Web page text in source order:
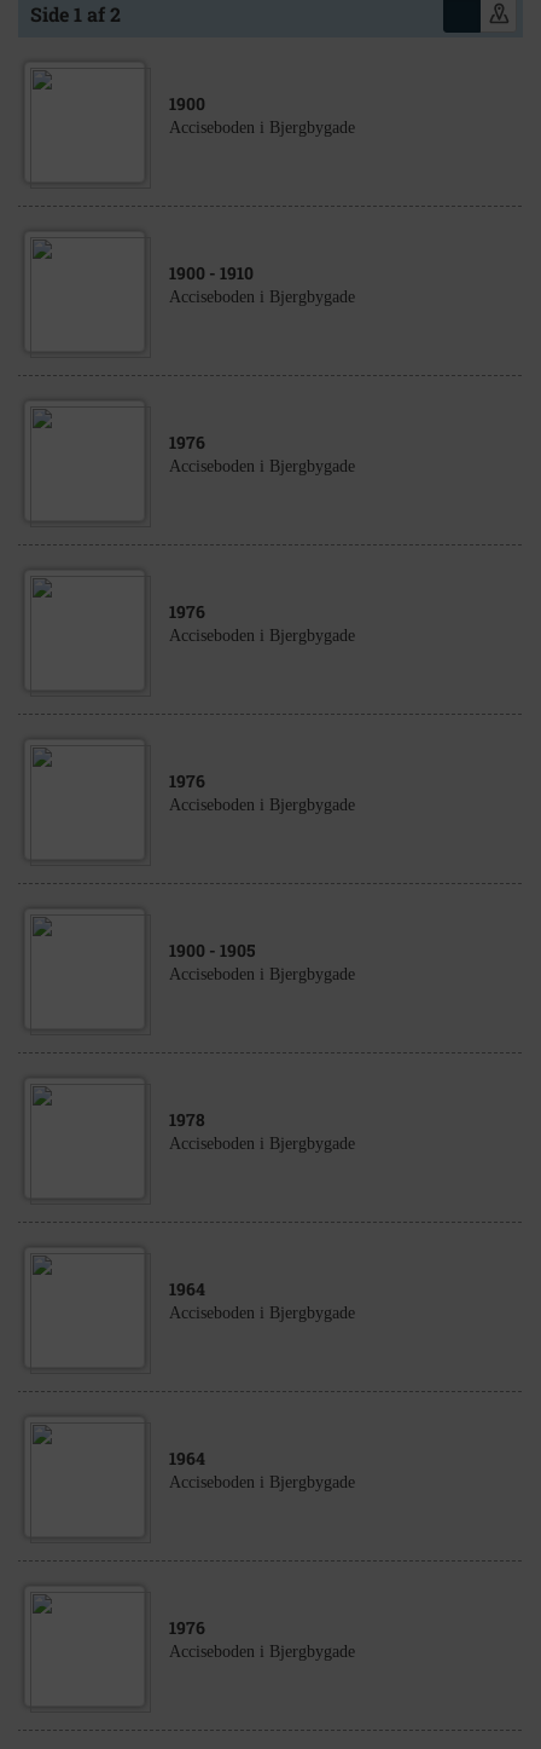
Side 1 af 2
1900
Acciseboden i Bjergbygade
1900 - 1910
Acciseboden i Bjergbygade
1976
Acciseboden i Bjergbygade
1976
Acciseboden i Bjergbygade
1976
Acciseboden i Bjergbygade
1900 - 1905
Acciseboden i Bjergbygade
1978
Acciseboden i Bjergbygade
1964
Acciseboden i Bjergbygade
1964
Acciseboden i Bjergbygade
1976
Acciseboden i Bjergbygade